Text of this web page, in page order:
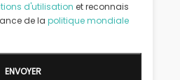
d'utilisation et reconnais
de la politique mondiale